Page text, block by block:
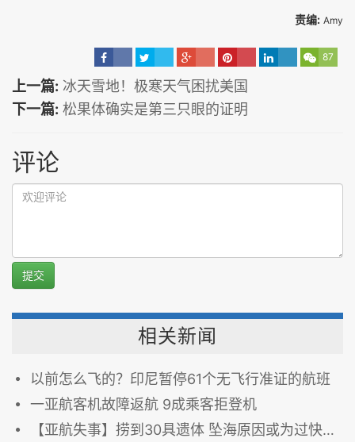
责编: Amy
87
上一篇: 冰天雪地！极寒天气困扰美国
下一篇: 松果体确实是第三只眼的证明
评论
提交
相关新闻
以前怎么飞的？印尼暂停61个无飞行准证的航班
一亚航客机故障返航 9成乘客拒登机
【亚航失事】捞到30具遗体 坠海原因或为过快提升失速